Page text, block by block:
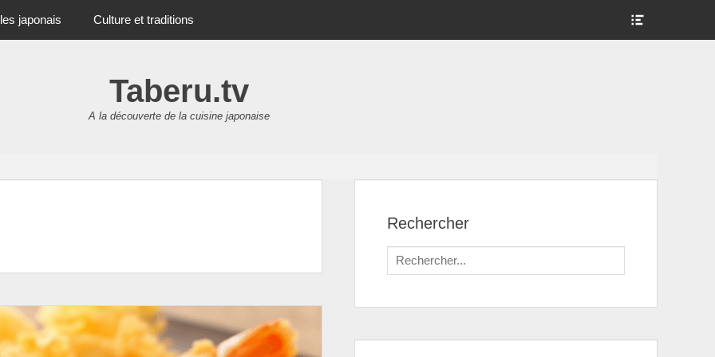
japonais Culture et traditions
Taberu.tv
A la découverte de la cuisine japonaise
Rechercher
Search
for: